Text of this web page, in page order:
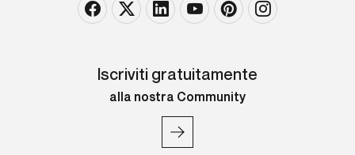
Iscriviti gratuitamente
alla nostra Community